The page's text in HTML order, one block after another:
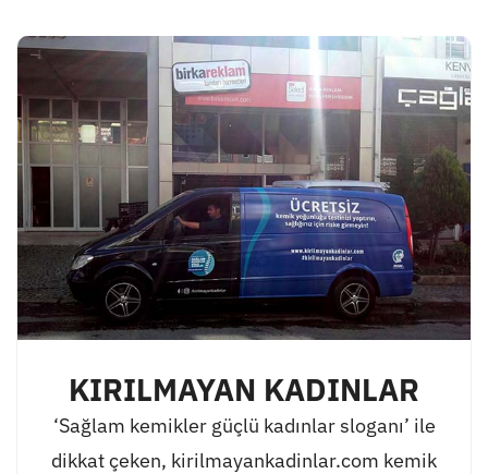
KIRILMAYAN KADINLAR
‘Sağlam kemikler güçlü kadınlar sloganı’ ile
dikkat çeken, kirilmayankadinlar.com kemik